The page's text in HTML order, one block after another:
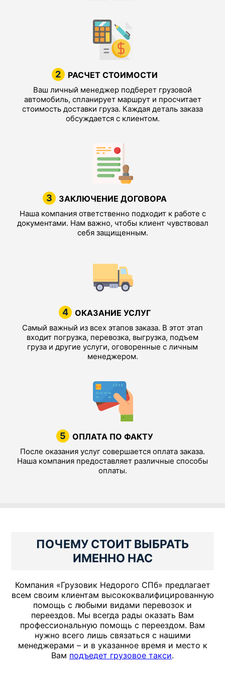
2 РАСЧЕТ СТОИМОСТИ
Ваш личный менеджер подберет грузовой
автомобиль, спланирует маршрут и просчитает
стоимость доставки груза. Каждая деталь заказа
обсуждается с клиентом.
3 ЗАКЛЮЧЕНИЕ ДОГОВОРА
Наша компания ответственно подходит к работе с
документами. Нам важно, чтобы клиент чувствовал
себя защищенным.
4 ОКАЗАНИЕ УСЛУГ
Самый важный из всех этапов заказа. В этот этап
входит погрузка, перевозка, выгрузка, подъем
груза и другие услуги, оговоренные с личным
менеджером.
5 ОПЛАТА ПО ФАКТУ
После оказания услуг совершается оплата заказа.
Наша компания предоставляет различные способы
оплаты.
ПОЧЕМУ СТОИТ ВЫБРАТЬ
ИМЕННО НАС
Компания «Грузовик Недорого СПб» предлагает
всем своим клиентам высококвалифицированную
помощь с любыми видами перевозок и
переездов. Мы всегда рады оказать Вам
профессиональную помощь с переездом. Вам
нужно всего лишь связаться с нашими
менеджерами – и в указанное время и место к
Вам подъедет грузовое такси.